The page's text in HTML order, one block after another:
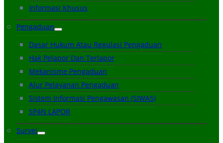
Informasi Khusus
Pengaduan
Dasar Hukum Atau Regulasi Pengaduan
Hak Pelapor Dan Terlapor
Mekanisme Pengaduan
Alur Pelayanan Pengaduan
Sistem Informasi Pengawasan (SIWAS)
SP4N LAPOR
Survei